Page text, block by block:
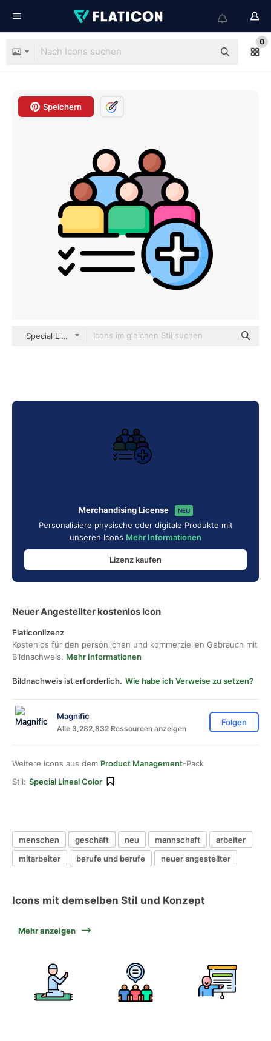
0
Speichern
Special Lineal color
Merchandising License NEU
Personalisiere physische oder digitale Produkte mit
unseren Icons Mehr Informationen
Lizenz kaufen
Neuer Angestellter kostenlos Icon
Flaticonlizenz
Kostenlos für den persönlichen und kommerziellen Gebrauch mit
Bildnachweis. Mehr Informationen
Bildnachweis ist erforderlich. Wie habe ich Verweise zu setzen?
Magnific
Alle 3,282,832 Ressourcen anzeigen
Folgen
Weitere Icons aus dem Product Management-Pack
Stil: Special Lineal Color
menschen geschäft neu mannschaft
arbeiter
mitarbeiter
berufe und berufe neuer angestellter
Icons mit demselben Stil und Konzept
Mehr anzeigen